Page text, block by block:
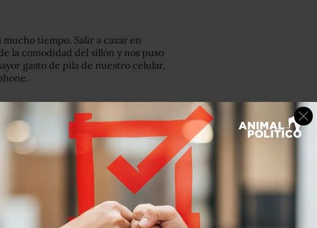
tiempo. Salir a cazar en
la comodidad del sillón y nos puso
gasto de pila de nuestro celular,
de recargar tu iPhone. Son
haberlos aplicado antes y son
volador.
Estos son los tips de Cadex
y fabrica equipos probar pilas y
de carga para
ellos –viene el chiste malo– son